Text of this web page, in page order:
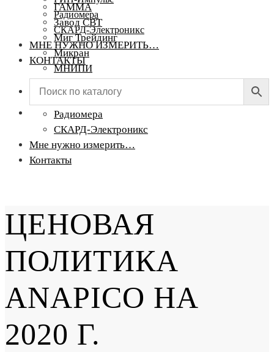
Радиомера
СКАРД-Электроникс
МНЕ НУЖНО ИЗМЕРИТЬ…
КОНТАКТЫ
ГАММА
Завод СВТ
Миг Трейдинг
Микран
МНИПИ
РИП-Импульс
Радиомера
СКАРД-Электроникс
Мне нужно измерить…
Контакты
ЦЕНОВАЯ
ПОЛИТИКА
ANAPICO НА
2020 Г.